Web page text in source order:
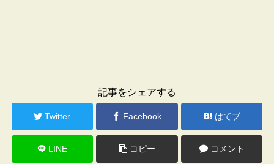
記事をシェアする
Twitter Facebook はてブ
LINE コピー コメント